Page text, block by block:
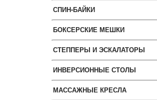
СПИН-БАЙКИ
БОКСЕРСКИЕ МЕШКИ
СТЕППЕРЫ И ЭСКАЛАТОРЫ
ИНВЕРСИОННЫЕ СТОЛЫ
МАССАЖНЫЕ КРЕСЛА